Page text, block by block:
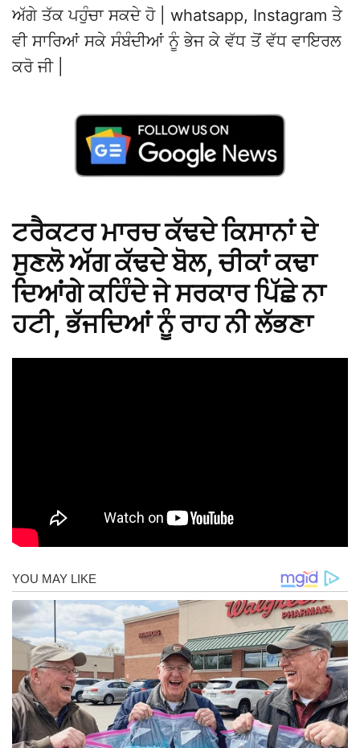
ਅੱਗੇ ਤੱਕ ਪਹੁੰਚਾ ਸਕਦੇ ਹੋ | whatsapp, Instagram ਤੇ
ਵੀ ਸਾਰਿਆਂ ਸਕੇ ਸੰਬੰਦੀਆਂ ਨੂੰ ਭੇਜ ਕੇ ਵੱਧ ਤੋਂ ਵੱਧ ਵਾਇਰਲ
ਕਰੋ ਜੀ |
ਟਰੈਕਟਰ ਮਾਰਚ ਕੱਢਦੇ ਕਿਸਾਨਾਂ ਦੇ
ਸੁਣਲੋ ਅੱਗ ਕੱਢਦੇ ਬੋਲ, ਚੀਕਾਂ ਕਢਾ
ਦਿਆਂਗੇ ਕਹਿੰਦੇ ਜੇ ਸਰਕਾਰ ਪਿੱਛੇ ਨਾ
ਹਟੀ, ਭੱਜਦਿਆਂ ਨੂੰ ਰਾਹ ਨੀ ਲੱਭਣਾ